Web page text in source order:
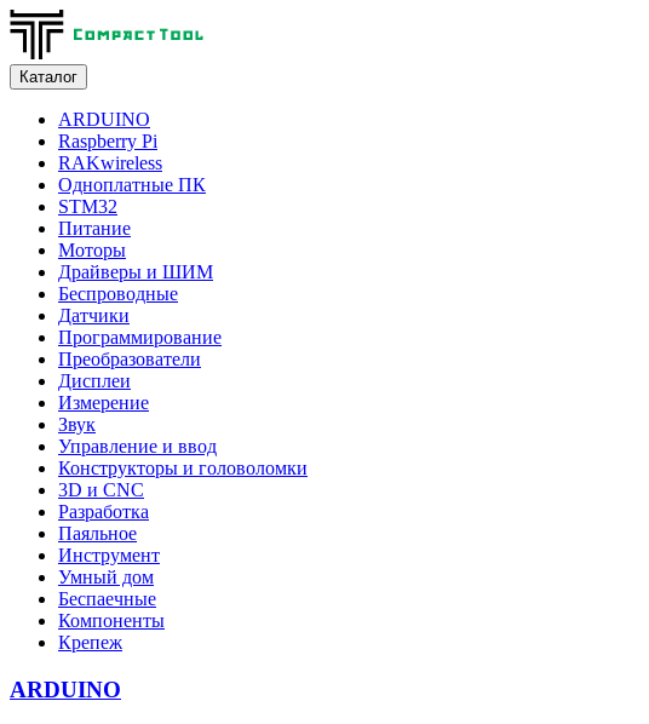
Каталог
ARDUINO
Raspberry Pi
RAKwireless
Одноплатные ПК
STM32
Питание
Моторы
Драйверы и ШИМ
Беспроводные
Датчики
Программирование
Преобразователи
Дисплеи
Измерение
Звук
Управление и ввод
Конструкторы и головоломки
3D и CNC
Разработка
Паяльное
Инструмент
Умный дом
Беспаечные
Компоненты
Крепеж
ARDUINO